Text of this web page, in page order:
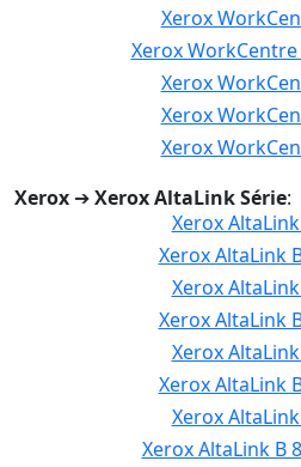
Xerox
Xerox WorkCentre
Xerox
Xerox
Xerox
Xerox ➔Xerox AltaLink Série:
Xerox
Xerox AltaLink
Xerox
Xerox AltaLink
Xerox
Xerox AltaLink
Xerox
Xerox AltaLink B